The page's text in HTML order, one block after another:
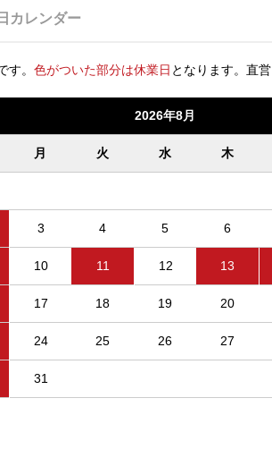
カレンダー
。 色がついた部分は休業日 となります。 直
2026年8月
月 火 水 木
3 4 5 6
10 11 12 13
17 18 19 20
24 25 26 27
31